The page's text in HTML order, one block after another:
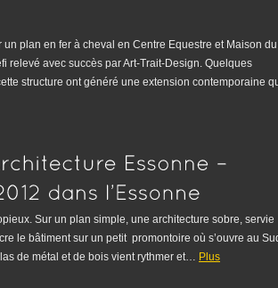
plan en fer à cheval en Centre Equestre et Maison du
avec succès par Art-Trait-Design. Quelques
structure ont généré une extension contemporaine
Sur un plan simple, une architecture sobre, servie
le bâtiment sur un petit promontoire où s’ouvre au
de métal et de bois vient rythmer et…
Plus